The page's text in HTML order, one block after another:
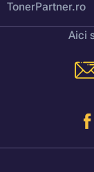
TonerPartner.ro
Aici